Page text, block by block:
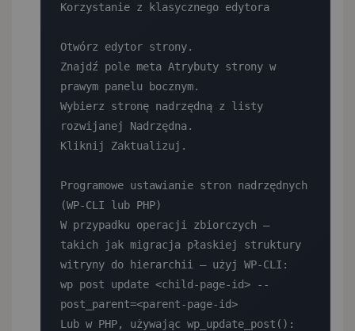
Korzystanie z klasycznego edytora
Otwórz edytor strony.
Znajdź pole meta Atrybuty strony w
prawym panelu bocznym.
Wybierz stronę nadrzędną z listy
rozwijanej Nadrzędna.
Kliknij Zaktualizuj.
Programowe ustawianie stron nadrzędnych
(WP-CLI lub PHP)
W przypadku operacji zbiorczych —
takich jak migracja płaskiej struktury
witryny do hierarchii — użyj WP-CLI:
wp post update <child-page-id> --
post_parent=<parent-page-id>
Lub w PHP, używając wp_update_post():